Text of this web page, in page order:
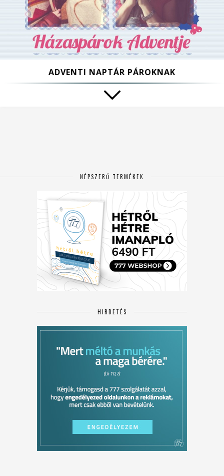
ADVENTI NAPTÁR PÁROKNAK
NÉPSZERŰ TERMÉKEK
HIRDETÉS